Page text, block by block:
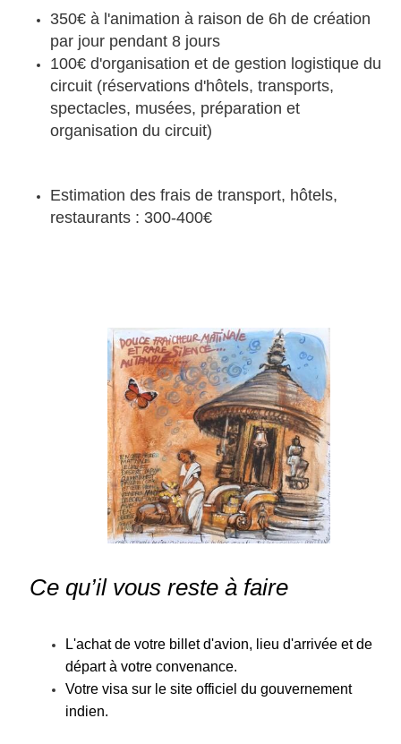
350€ à l'animation à raison de 6h de création
par jour pendant 8 jours
100€ d'organisation et de gestion logistique du
circuit (réservations d'hôtels, transports,
spectacles, musées, préparation et
organisation du circuit)
Estimation des frais de transport, hôtels,
restaurants : 300-400€
Ce qu’il vous reste à faire
L'achat de votre billet d'avion, lieu d'arrivée et de
départ à votre convenance.
Votre visa sur le site officiel du gouvernement
indien.